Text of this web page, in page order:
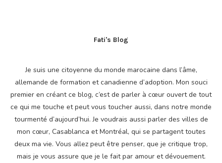
Fati's Blog
Je suis une citoyenne du monde marocaine dans l’âme,
allemande de formation et canadienne d’adoption. Mon souci
premier en créant ce blog, c’est de parler à cœur ouvert de tout
ce qui me touche et peut vous toucher aussi, dans notre monde
tourmenté d’aujourd’hui. Je voudrais aussi parler des villes de
mon cœur, Casablanca et Montréal, qui se partagent toutes
deux ma vie. Vous allez peut être penser, que je critique trop,
mais je vous assure que je le fait par amour et dévouement.